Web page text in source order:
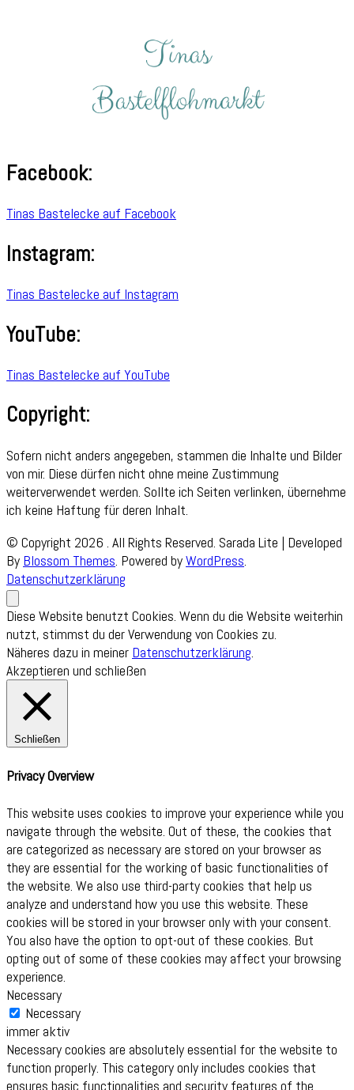
Facebook:
Tinas Bastelecke auf Facebook
Instagram:
Tinas Bastelecke auf Instagram
YouTube:
Tinas Bastelecke auf YouTube
Copyright:
Sofern nicht anders angegeben, stammen die Inhalte und Bilder
von mir. Diese dürfen nicht ohne meine Zustimmung
weiterverwendet werden. Sollte ich Seiten verlinken, übernehme
ich keine Haftung für deren Inhalt.
© Copyright 2026 . All Rights Reserved. Sarada Lite | Developed
By Blossom Themes. Powered byWordPress.
Datenschutzerklärung
Diese Website benutzt Cookies. Wenn du die Website weiterhin
nutzt, stimmst du der Verwendung von Cookies zu.
Näheres dazu in meiner Datenschutzerklärung.
Akzeptieren und schließen
Schließen
Privacy Overview
This website uses cookies to improve your experience while you
navigate through the website. Out of these, the cookies that
are categorized as necessary are stored on your browser as
they are essential for the working of basic functionalities of
the website. We also use third-party cookies that help us
analyze and understand how you use this website. These
cookies will be stored in your browser only with your consent.
You also have the option to opt-out of these cookies. But
opting out of some of these cookies may affect your browsing
experience.
Necessary
Necessary
immer aktiv
Necessary cookies are absolutely essential for the website to
function properly. This category only includes cookies that
ensures basic functionalities and security features of the